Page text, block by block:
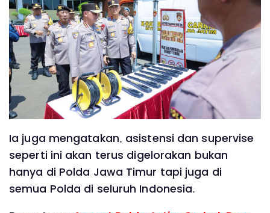
Ia juga mengatakan, asistensi dan supervise
seperti ini akan terus digelorakan bukan
hanya di Polda Jawa Timur tapi juga di
semua Polda di seluruh Indonesia.